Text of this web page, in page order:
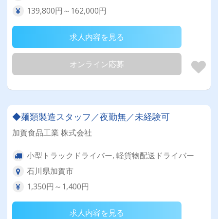
139,800円～162,000円
求人内容を見る
オンライン応募
◆麺類製造スタッフ／夜勤無／未経験可
加賀食品工業 株式会社
小型トラックドライバー, 軽貨物配送ドライバー
石川県加賀市
1,350円～1,400円
求人内容を見る